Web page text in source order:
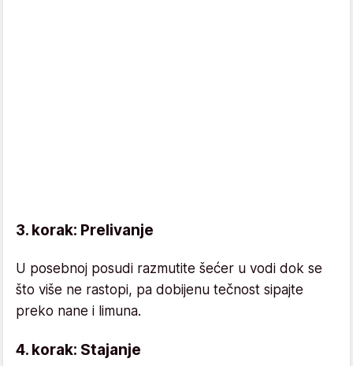
3. korak: Prelivanje
U posebnoj posudi razmutite šećer u vodi dok se
što više ne rastopi, pa dobijenu tečnost sipajte
preko nane i limuna.
4. korak: Stajanje